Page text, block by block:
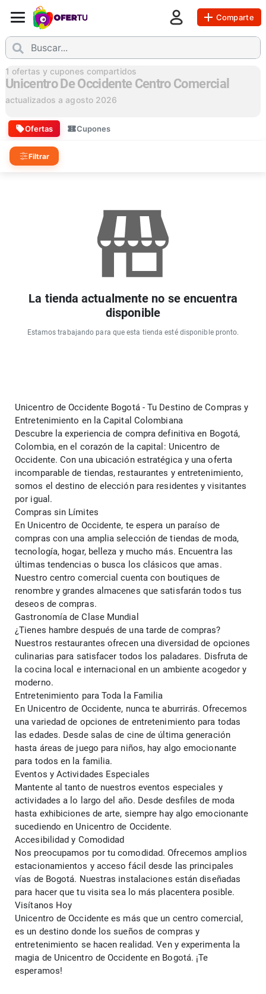
Comparte
1 ofertas y cupones compartidos
Unicentro De Occidente Centro Comercial
actualizados a agosto 2026
Ofertas Cupones
Filtrar
La tienda actualmente no se encuentra
disponible
Estamos trabajando para que esta tienda esté disponible pronto.
Unicentro de Occidente Bogotá - Tu Destino de Compras y
Entretenimiento en la Capital Colombiana
Descubre la experiencia de compra definitiva en Bogotá,
Colombia, en el corazón de la capital: Unicentro de
Occidente. Con una ubicación estratégica y una oferta
incomparable de tiendas, restaurantes y entretenimiento,
somos el destino de elección para residentes y visitantes
por igual.
Compras sin Límites
En Unicentro de Occidente, te espera un paraíso de
compras con una amplia selección de tiendas de moda,
tecnología, hogar, belleza y mucho más. Encuentra las
últimas tendencias o busca los clásicos que amas.
Nuestro centro comercial cuenta con boutiques de
renombre y grandes almacenes que satisfarán todos tus
deseos de compras.
Gastronomía de Clase Mundial
¿Tienes hambre después de una tarde de compras?
Nuestros restaurantes ofrecen una diversidad de opciones
culinarias para satisfacer todos los paladares. Disfruta de
la cocina local e internacional en un ambiente acogedor y
moderno.
Entretenimiento para Toda la Familia
En Unicentro de Occidente, nunca te aburrirás. Ofrecemos
una variedad de opciones de entretenimiento para todas
las edades. Desde salas de cine de última generación
hasta áreas de juego para niños, hay algo emocionante
para todos en la familia.
Eventos y Actividades Especiales
Mantente al tanto de nuestros eventos especiales y
actividades a lo largo del año. Desde desfiles de moda
hasta exhibiciones de arte, siempre hay algo emocionante
sucediendo en Unicentro de Occidente.
Accesibilidad y Comodidad
Nos preocupamos por tu comodidad. Ofrecemos amplios
estacionamientos y acceso fácil desde las principales
vías de Bogotá. Nuestras instalaciones están diseñadas
para hacer que tu visita sea lo más placentera posible.
Visítanos Hoy
Unicentro de Occidente es más que un centro comercial,
es un destino donde los sueños de compras y
entretenimiento se hacen realidad. Ven y experimenta la
magia de Unicentro de Occidente en Bogotá. ¡Te
esperamos!